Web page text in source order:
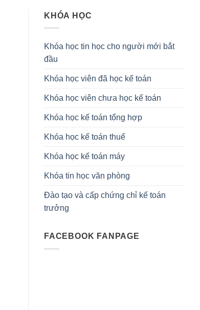
KHÓA HỌC
Khóa học tin học cho người mới bắt
đầu
Khóa học viên đã học kế toán
Khóa học viên chưa học kế toán
Khóa học kế toán tổng hợp
Khóa học kế toán thuế
Khóa học kế toán máy
Khóa tin học văn phòng
Đào tạo và cấp chứng chỉ kế toán
trưởng
FACEBOOK FANPAGE